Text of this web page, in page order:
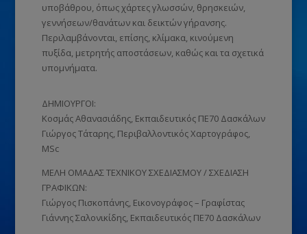
υποβάθρου, όπως χάρτες γλωσσών, θρησκειών,
γεννήσεων/θανάτων και δεικτών γήρανσης.
Περιλαμβάνονται, επίσης, κλίμακα, κινούμενη
πυξίδα, μετρητής αποστάσεων, καθώς και τα σχετικά
υπομνήματα.
ΔΗΜΙΟΥΡΓΟΙ:
Κοσμάς Αθανασιάδης, Εκπαιδευτικός ΠΕ70 Δασκάλων
Γιώργος Τάταρης, Περιβαλλοντικός Χαρτογράφος,
MSc
ΜΕΛΗ ΟΜΑΔΑΣ ΤΕΧΝΙΚΟΥ ΣΧΕΔΙΑΣΜΟΥ / ΣΧΕΔΙΑΣΗ
ΓΡΑΦΙΚΩΝ:
Γιώργος Πισκοπάνης, Εικονογράφος – Γραφίστας
Γιάννης Σαλονικίδης, Εκπαιδευτικός ΠΕ70 Δασκάλων